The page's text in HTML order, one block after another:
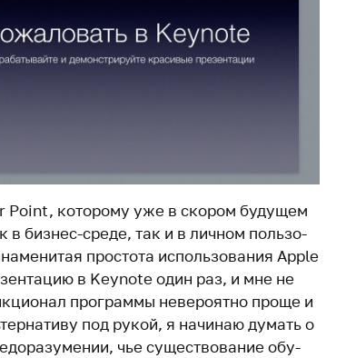
Point, кото­рому уже в скором будущем
в бизнес-среде, так и в личном поль­зо­
про­стота исполь­зо­вания Apple
в Keynote один раз, и мне не
про­граммы неве­ро­ятно проще и
под рукой, я начинаю думать о
чье суще­ство­вание обу­